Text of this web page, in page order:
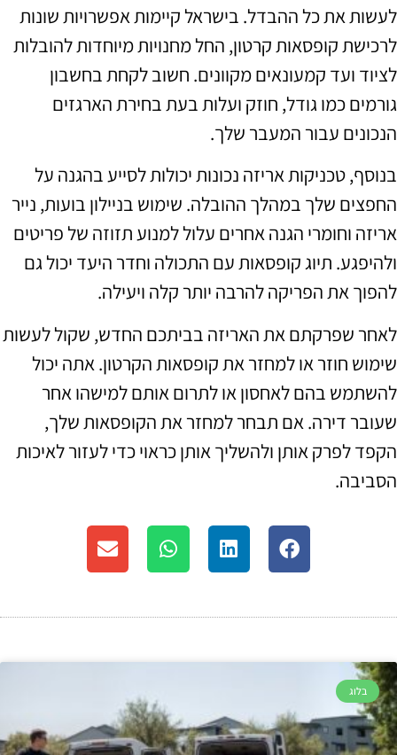
לעשות את כל ההבדל. בישראל קיימות אפשרויות שונות
לרכישת קופסאות קרטון, החל מחנויות מיוחדות להובלות
לציוד ועד קמעונאים מקוונים. חשוב לקחת בחשבון
גורמים כמו גודל, חוזק ועלות בעת בחירת הארגזים
הנכונים עבור המעבר שלך.
בנוסף, טכניקות אריזה נכונות יכולות לסייע בהגנה על
החפצים שלך במהלך ההובלה. שימוש בניילון בועות, נייר
אריזה וחומרי הגנה אחרים עלול למנוע תזוזה של פריטים
ולהיפגע. תיוג קופסאות עם התכולה וחדר היעד יכול גם
להפוך את הפריקה להרבה יותר קלה ויעילה.
לאחר שפרקתם את האריזה בביתכם החדש, שקול לעשות
שימוש חוזר או למחזר את קופסאות הקרטון. אתה יכול
להשתמש בהם לאחסון או לתרום אותם למישהו אחר
שעובר דירה. אם תבחר למחזר את הקופסאות שלך,
הקפד לפרק אותן ולהשליך אותן כראוי כדי לעזור לאיכות
הסביבה.
בלוג